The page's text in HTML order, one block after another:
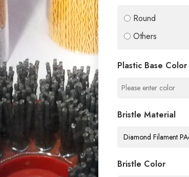
Round
Others
Plastic Base Color
Bristle Material
Bristle Color